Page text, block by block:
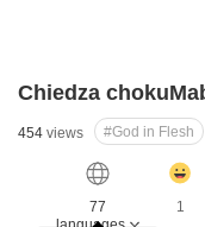
Chiedza
454 views #God in Flesh
77
1